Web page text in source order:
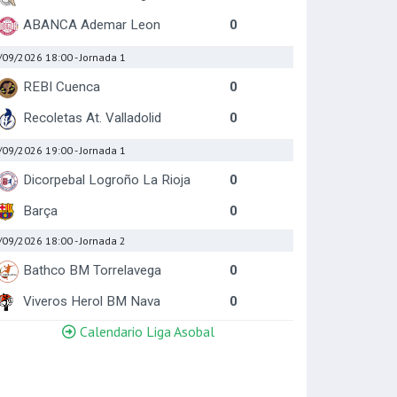
ABANCA Ademar Leon
0
2026 18:00- Jornada 1
REBI Cuenca
0
Recoletas At. Valladolid
0
2026 19:00- Jornada 1
Dicorpebal Logroño La Rioja
0
Barça
0
2026 18:00- Jornada 2
Bathco BM Torrelavega
0
Viveros Herol BM Nava
0
Calendario Liga Asobal